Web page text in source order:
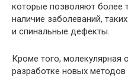
которые позволяют более
наличие заболеваний,
и спинальные дефекты.
Кроме того, молекулярная
разработке новых